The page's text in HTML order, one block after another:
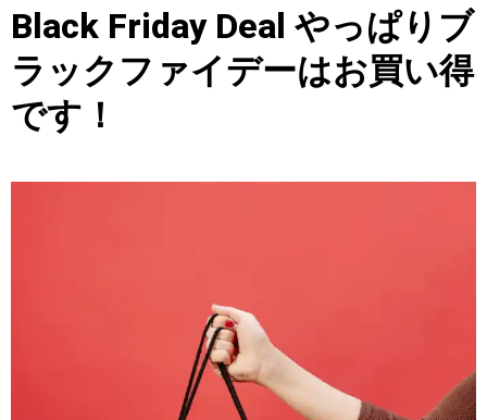
Black Friday Deal やっぱりブ
ラックファイデーはお買い得
です！